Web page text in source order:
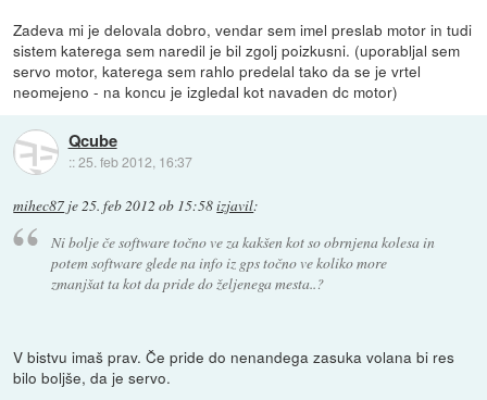
Zadeva mi je delovala dobro, vendar sem imel preslab motor in tudi
sistem katerega sem naredil je bil zgolj poizkusni. (uporabljal sem
servo motor, katerega sem rahlo predelal tako da se je vrtel
neomejeno - na koncu je izgledal kot navaden dc motor)
Qcube
::25. feb 2012, 16:37
mihec87 je25. feb 2012 ob 15:58izjavil:
Ni bolje če software točno ve za kakšen kot so obrnjena kolesa in
potem software glede na info iz gps točno ve koliko more
zmanjšat ta kot da pride do željenega mesta..?
V bistvu imaš prav. Če pride do nenandega zasuka volana bi res
bilo boljše, da je servo.